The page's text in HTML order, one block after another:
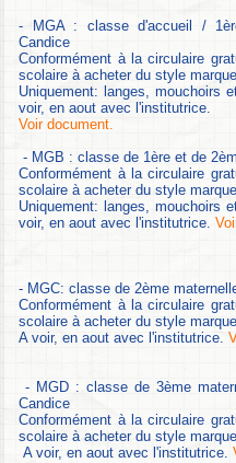
- MGA : classe d'accueil /
Candice
Conformément à la circulaire
scolaire à acheter du style
Uniquement: langes, mouchoirs
voir, en aout avec l'institutrice.
Voir document.
- MGB : classe de 1ère et de
Conformément à la circulaire
scolaire à acheter du style
Uniquement: langes, mouchoirs
voir, en aout avec l'institutrice.
- MGC: classe de 2ème
Conformément à la circulaire
scolaire à acheter du style
A voir, en aout avec l'institutrice.
- MGD : classe de 3ème
Candice
Conformément à la circulaire
scolaire à acheter du style
A voir, en aout avec l'institutrice.